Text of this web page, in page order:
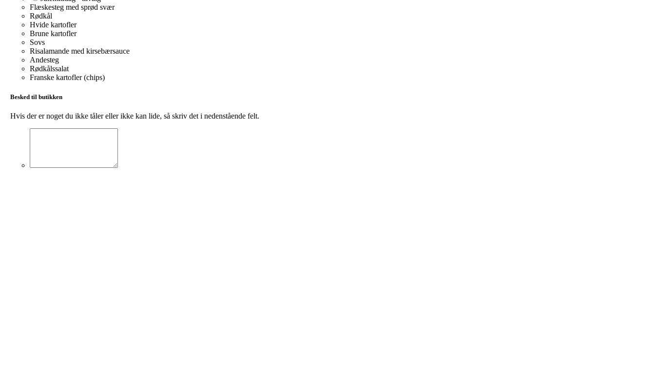
Flæskesteg med sprød svær
Rødkål
Hvide kartofler
Brune kartofler
Sovs
Risalamande med kirsebærsauce
Andesteg
Rødkålssalat
Franske kartofler (chips)
Besked til butikken
Hvis der er noget du ikke tåler eller ikke kan lide, så skriv det i nedenstående felt.